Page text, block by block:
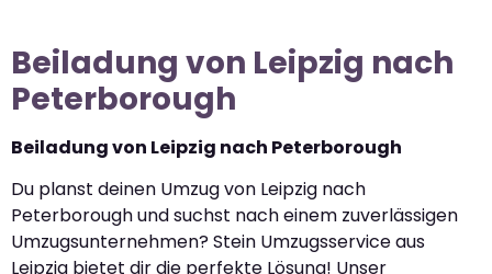
Beiladung von Leipzig nach
Peterborough
Beiladung von Leipzig nach Peterborough
Du planst deinen Umzug von Leipzig nach
Peterborough und suchst nach einem zuverlässigen
Umzugsunternehmen? Stein Umzugsservice aus
Leipzig bietet dir die perfekte Lösung! Unser